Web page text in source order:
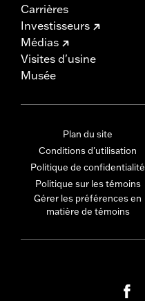
Carrières
Investisseurs
Médias
Visites d'usine
Musée
Plan du site
Conditions d'utilisation
Politique de confidentialité
Politique sur les témoins
Gérer les préférences en
matière de témoins